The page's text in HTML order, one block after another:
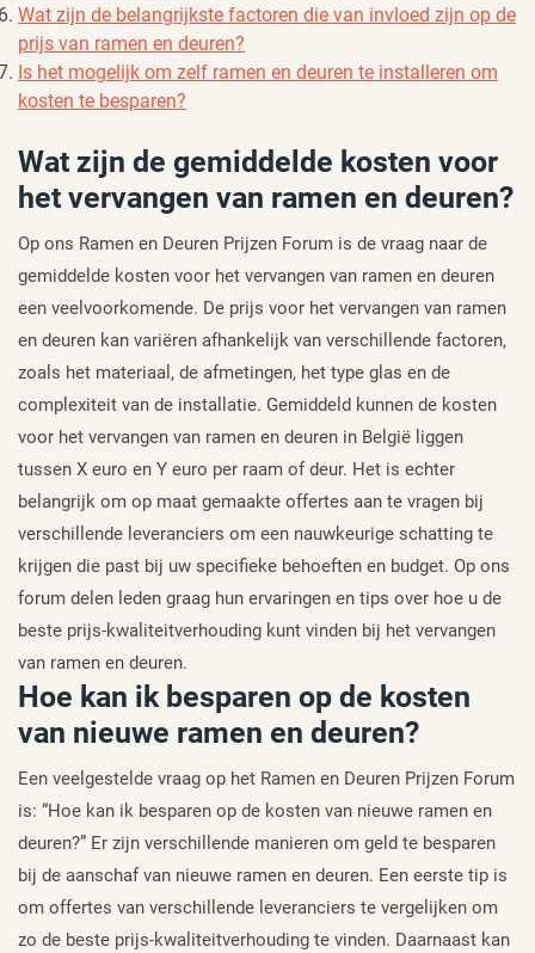
Wat zijn de belangrijkste factoren die van invloed zijn op de
prijs van ramen en deuren?
Is het mogelijk om zelf ramen en deuren te installeren om
kosten te besparen?
Wat zijn de gemiddelde kosten voor
het vervangen van ramen en deuren?
Op ons Ramen en Deuren Prijzen Forum is de vraag naar de
gemiddelde kosten voor het vervangen van ramen en deuren
een veelvoorkomende. De prijs voor het vervangen van ramen
en deuren kan variëren afhankelijk van verschillende factoren,
zoals het materiaal, de afmetingen, het type glas en de
complexiteit van de installatie. Gemiddeld kunnen de kosten
voor het vervangen van ramen en deuren in België liggen
tussen X euro en Y euro per raam of deur. Het is echter
belangrijk om op maat gemaakte offertes aan te vragen bij
verschillende leveranciers om een nauwkeurige schatting te
krijgen die past bij uw specifieke behoeften en budget. Op ons
forum delen leden graag hun ervaringen en tips over hoe u de
beste prijs-kwaliteitverhouding kunt vinden bij het vervangen
van ramen en deuren.
Hoe kan ik besparen op de kosten
van nieuwe ramen en deuren?
Een veelgestelde vraag op het Ramen en Deuren Prijzen Forum
is: “Hoe kan ik besparen op de kosten van nieuwe ramen en
deuren?” Er zijn verschillende manieren om geld te besparen
bij de aanschaf van nieuwe ramen en deuren. Een eerste tip is
om offertes van verschillende leveranciers te vergelijken om
zo de beste prijs-kwaliteitverhouding te vinden. Daarnaast kan